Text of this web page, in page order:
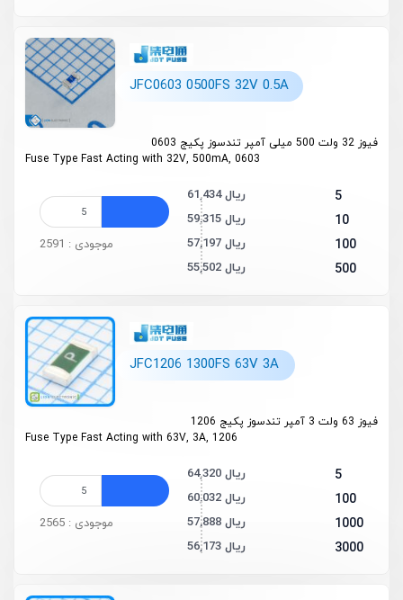
JFC0603 0500FS 32V 0.5A
فیوز 32 ولت 500 میلی آمپر تندسوز پکیج 0603
Fuse Type Fast Acting with 32V, 500mA, 0603
5 61,434 ریال
10 59,315 ریال
100 57,197 ریال
500 55,502 ریال
موجودی : 2591
JFC1206 1300FS 63V 3A
فیوز 63 ولت 3 آمپر تندسوز پکیج 1206
Fuse Type Fast Acting with 63V, 3A, 1206
5 64,320 ریال
100 60,032 ریال
1000 57,888 ریال
3000 56,173 ریال
موجودی : 2565